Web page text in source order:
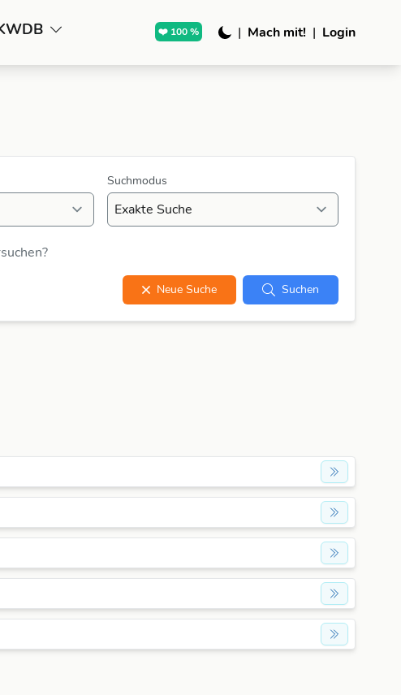
❤️ 100 % | Mach mit! | Login
Suchmodus
Neue Suche Suchen